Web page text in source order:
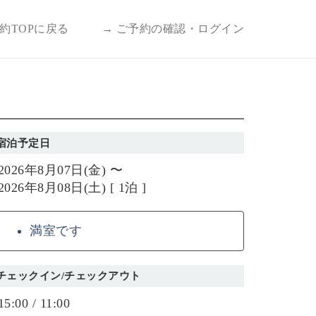
TOPに戻る → ご予約の確認・ログイン
泊予定日
年8月07日(金) 〜
年8月08日(土) [ 1泊 ]
満室です
ェックイン/チェックアウト
/ 11:00